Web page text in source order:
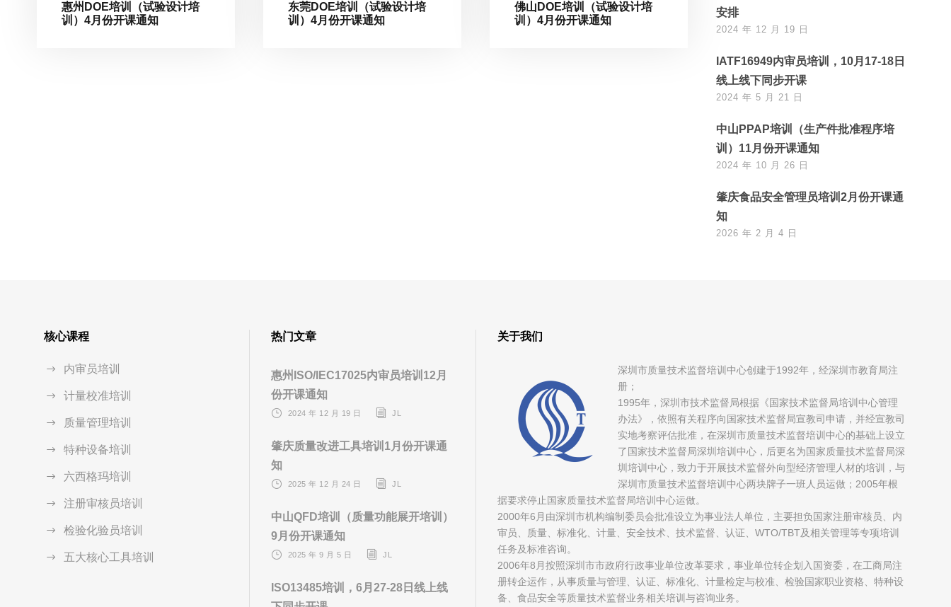
惠州DOE培训（试验设计培
训）4月份开课通知
东莞DOE培训（试验设计培
训）4月份开课通知
佛山DOE培训（试验设计培
训）4月份开课通知
安排
2024 年 12 月 19 日
IATF16949内审员培训，10月17-18日
线上线下同步开课
2024 年 5 月 21 日
中山PPAP培训（生产件批准程序培
训）11月份开课通知
2024 年 10 月 26 日
肇庆食品安全管理员培训2月份开课通
知
2026 年 2 月 4 日
核心课程
内审员培训
计量校准培训
质量管理培训
特种设备培训
六西格玛培训
注册审核员培训
检验化验员培训
五大核心工具培训
热门文章
惠州ISO/IEC17025内审员培训12月
份开课通知
2024 年 12 月 19 日 JL
肇庆质量改进工具培训1月份开课通
知
2025 年 12 月 24 日 JL
中山QFD培训（质量功能展开培训）
9月份开课通知
2025 年 9 月 5 日 JL
ISO13485培训，6月27-28日线上线
关于我们
深圳市质量技术监督培训中心创建于1992年，经深圳市教育局注
册；
1995年，深圳市技术监督局根据《国家技术监督局培训中心管理
办法》，依照有关程序向国家技术监督局宣教司申请，并经宣教司
实地考察评估批准，在深圳市质量技术监督培训中心的基础上设立
了国家技术监督局深圳培训中心，后更名为国家质量技术监督局深
圳培训中心，致力于开展技术监督外向型经济管理人材的培训，与
深圳市质量技术监督培训中心两块牌子一班人员运做；2005年根
据要求停止国家质量技术监督局培训中心运做。
2000年6月由深圳市机构编制委员会批准设立为事业法人单位，主要担负国家注册审核员、内
审员、质量、标准化、计量、安全技术、技术监督、认证、WTO/TBT及相关管理等专项培训
任务及标准咨询。
2006年8月按照深圳市市政府行政事业单位改革要求，事业单位转企划入国资委，在工商局注
册转企运作，从事质量与管理、认证、标准化、计量检定与校准、检验国家职业资格、特种设
备、食品安全等质量技术监督业务相关培训与咨询业务。